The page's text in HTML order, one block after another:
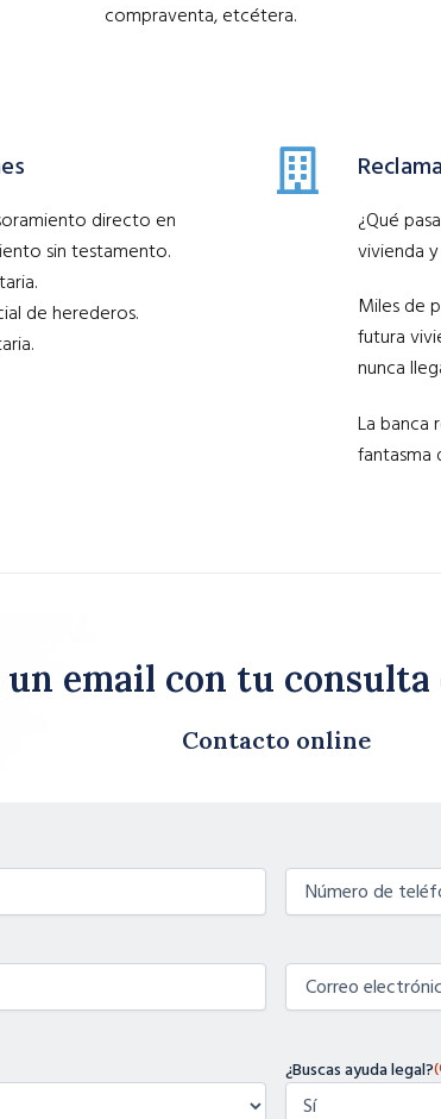
compraventa, etcétera.
directo en
sin testamento.
de herederos.
¿Qué
vivienda
Miles de
futura
nunca
La banca
fantasma
un email con tu
Contacto online
Teléfono
Correo
electrónico
¿Buscas ayuda legal?